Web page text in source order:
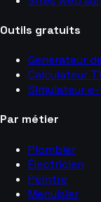
Outils gratuits
Generateur
Calculateur
Simulateur
Par métier
Plombier
Électricien
Peintre
Menuisier